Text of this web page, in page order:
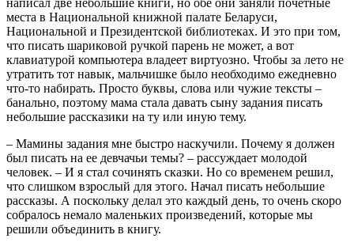
места в Национальной книжной палате Беларуси,
Национальной и Президентской библиотеках. И это при том,
что писать шариковой ручкой парень не может, а вот
клавиатурой компьютера владеет виртуозно. Чтобы за лето не
утратить тот навык, мальчишке было необходимо ежедневно
что-то набирать. Просто буквы, слова или чужие тексты –
банально, поэтому мама стала давать сыну задания писать
небольшие рассказики на ту или иную тему.
– Мамины задания мне быстро наскучили. Почему я должен
был писать на ее девчачьи темы? – рассуждает молодой
человек. – И я стал сочинять сказки. Но со временем решил,
что слишком взрослый для этого. Начал писать небольшие
рассказы. А поскольку делал это каждый день, то очень скоро
собралось немало маленьких произведений, которые мы
решили объединить в книгу.